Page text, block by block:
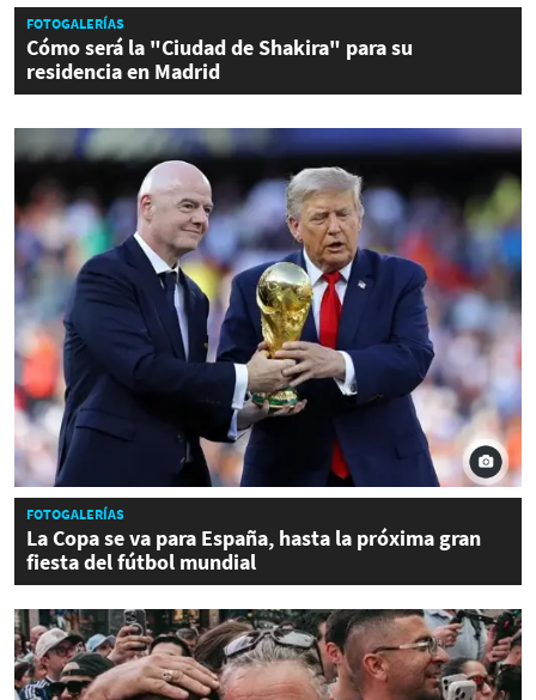
FOTOGALERÍAS
Cómo será la "Ciudad de Shakira" para su
residencia en Madrid
FOTOGALERÍAS
La Copa se va para España, hasta la próxima gran
fiesta del fútbol mundial